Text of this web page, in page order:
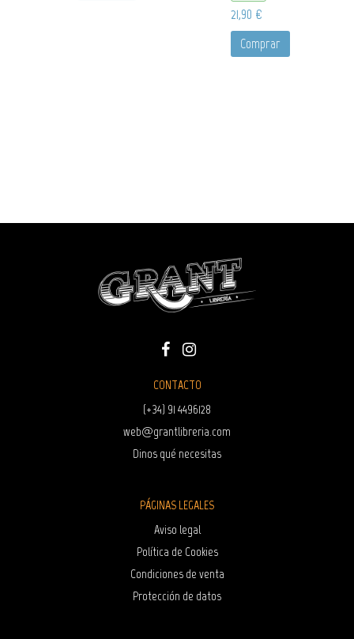
21,90 €
Comprar
CONTACTO
(+34) 91 4496128
web@grantlibreria.com
Dinos qué necesitas
PÁGINAS LEGALES
Aviso legal
Política de Cookies
Condiciones de venta
Protección de datos